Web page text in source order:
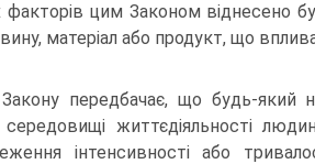
факторів цим Законом віднесено
матеріал або продукт, що
передбачає, що будь-який
життєдіяльності
інтенсивності або